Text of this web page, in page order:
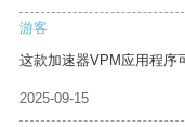
游客
这款加速器VPM应用程序
2025-09-15